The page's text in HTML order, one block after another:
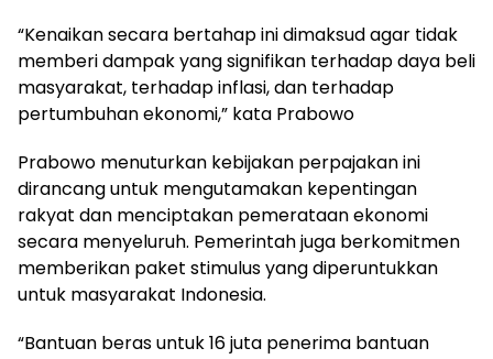
“Kenaikan secara bertahap ini dimaksud agar tidak
memberi dampak yang signifikan terhadap daya beli
masyarakat, terhadap inflasi, dan terhadap
pertumbuhan ekonomi,” kata Prabowo
Prabowo menuturkan kebijakan perpajakan ini
dirancang untuk mengutamakan kepentingan
rakyat dan menciptakan pemerataan ekonomi
secara menyeluruh. Pemerintah juga berkomitmen
memberikan paket stimulus yang diperuntukkan
untuk masyarakat Indonesia.
“Bantuan beras untuk 16 juta penerima bantuan